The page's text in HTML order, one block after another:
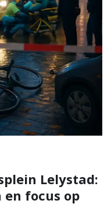
Lelystad:
focus op